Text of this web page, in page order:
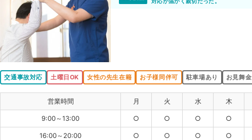
交通事故対応 土曜日OK 女性の先生在籍 お子様同伴可 駐車場あり お見舞金
営業時間 月 火 水 木
9:00～13:00 ○ ○ ○ ○
16:00～20:00 ○ ○ ○ ○